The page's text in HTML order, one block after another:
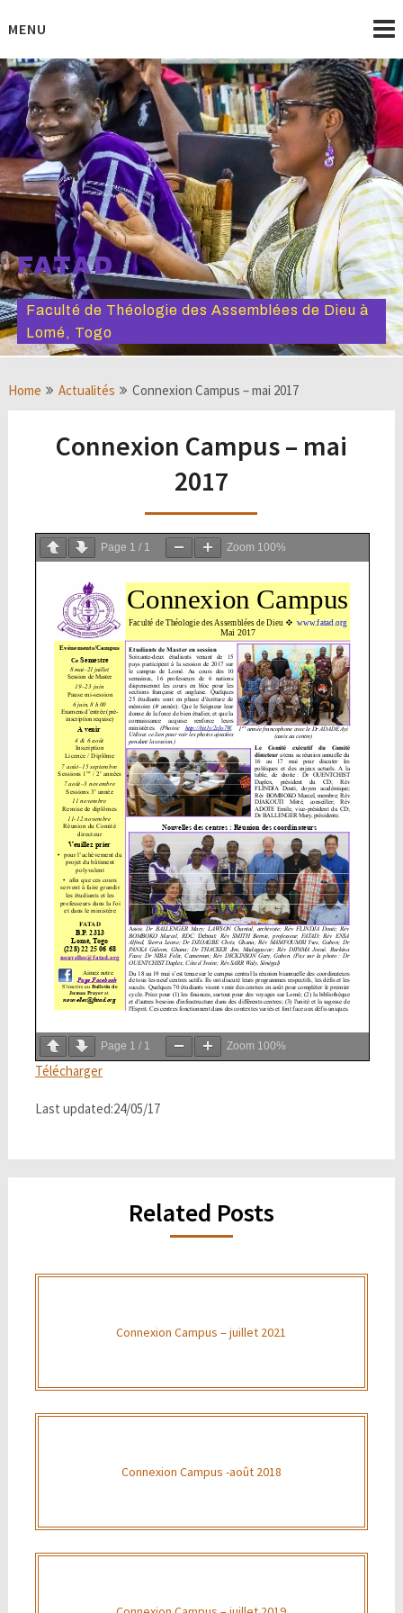
toMENU
FATAD
Faculté de Théologie des Assemblées de Dieu à
Lomé, Togo
Home Actualités Connexion Campus – mai 2017
Connexion Campus – mai
2017
Page 1 / 1 Zoom 100%
Page 1 / 1 Zoom 100%
Télécharger
Last updated:24/05/17
Related Posts
Connexion Campus – juillet 2021
Connexion Campus -août 2018